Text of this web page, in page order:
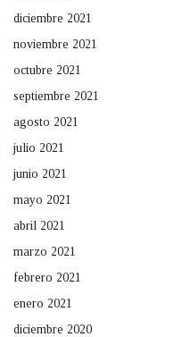
diciembre 2021
noviembre 2021
octubre 2021
septiembre 2021
agosto 2021
julio 2021
junio 2021
mayo 2021
abril 2021
marzo 2021
febrero 2021
enero 2021
diciembre 2020